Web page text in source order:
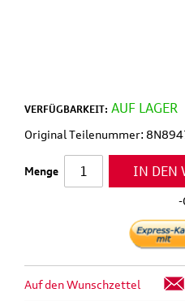
VERFÜGBARKEIT: AUF LAGER
Original Teilenummer:
Menge IN DEN
-
Auf den Wunschzettel